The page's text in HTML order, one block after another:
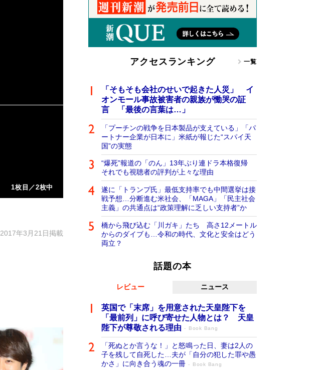
1枚目／2枚中
2017年3月21日掲載
アクセスランキング 一覧
「そもそも会社のせいで起きた人災」 イ
オンモール事故被害者の親族が慟哭の証
言 「最後の言葉は…」
「プーチンの戦争を日本製品が支えている」「パ
ートナー企業が日本に」米紙が報じた“スパイ天
国”の実態
“爆死”報道の「のん」13年ぶり連ドラ本格復帰
それでも視聴者の評判が上々な理由
遂に「トランプ氏」最低支持率でも中間選挙は接
戦予想…分断進む米社会、「MAGA」「民主社会
主義」の共通点は“政策理解に乏しい支持者”か
橋から飛び込む「川ガキ」たち 高さ12メートル
からのダイブも…令和の時代、文化と安全はどう
両立？
話題の本
レビュー ニュース
英国で「末席」を用意された天皇陛下を
「最前列」に呼び寄せた人物とは？ 天皇
陛下が尊敬される理由
Book Bang
「死ぬとか言うな！」と怒鳴った日、妻は2人の
子を残して自死した…夫が「自分の犯した罪や愚
かさ」に向き合う魂の一冊
Book Bang